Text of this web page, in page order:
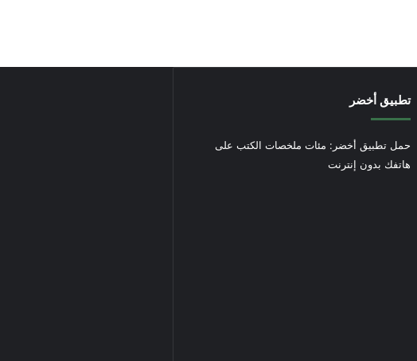
تطبيق أخضر
حمل تطبيق أخضر: مئات ملخصات الكتب على
هاتفك بدون إنترنت